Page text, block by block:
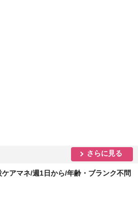
さらに見る
アマネ/週1日から/年齢・ブランク不問